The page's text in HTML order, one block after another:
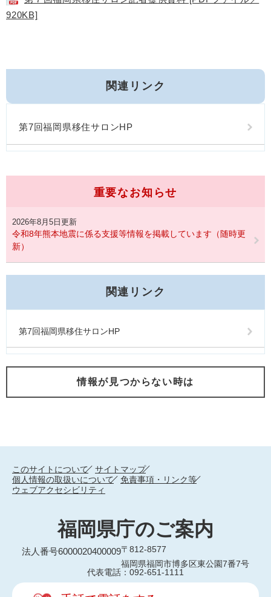
920KB]
関連リンク
第7回福岡県移住サロンHP
重要なお知らせ
2026年8月5日更新
令和8年熊本地震に係る支援等情報を掲載しています（随時更
新）
関連リンク
第7回福岡県移住サロンHP
情報が見つからない時は
このサイトについて
サイトマップ
個人情報の取扱いについて
免責事項・リンク等
ウェブアクセシビリティ
福岡県庁のご案内
法人番号6000020400009〒812-8577
福岡県福岡市博多区東公園7番7号
代表電話：092-651-1111